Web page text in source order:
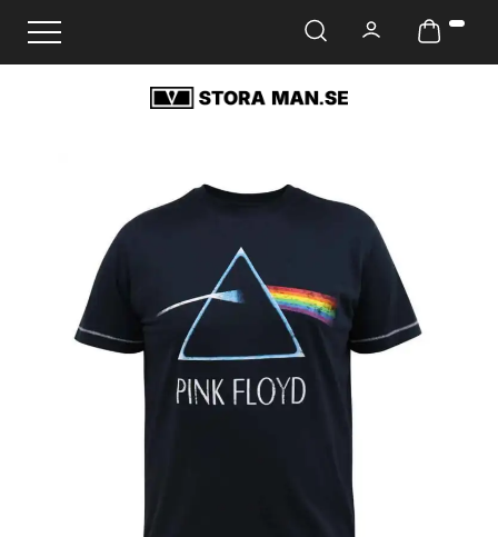
Ändra navigering